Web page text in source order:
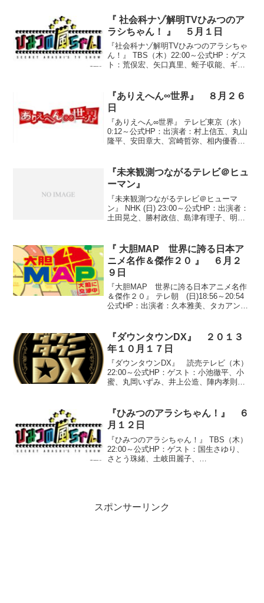
『 社会科ナゾ解明TVひみつのア
ラシちゃん！ 』 ５月１日
『社会科ナゾ解明TVひみつのアラシちゃ
ん！』 TBS（木）22:00～公式HP：ゲス
ト：荒俣宏、矢口真里、蛭子収能、ギャ
子アナ志望者が殺到するカメラマンがい
る」「ス...
『ありえへん∞世界』 ８月２６
日
『ありえへん∞世界』 テレビ東京（水）
0:12～公式HP：出演者：村上信五、丸山
隆平、安田章大、宮崎哲弥、相内優香
『徳島の元ヤンキー スゴ腕釣り師！』
徳島県在住・ギャ...
『未来観測つながるテレビ＠ヒュ
ーマン』
『未来観測つながるテレビ＠ヒューマ
ン』 NHK (日) 23:00～公式HP：出演者：
土田晃之、勝村政信、島津有理子、明川
した。ドイツのサブリナさん、中々上手
いです。Y...
『 大胆MAP 世界に誇る日本ア
ニメ名作＆傑作２０ 』 ６月２
９日
『大胆MAP 世界に誇る日本アニメ名作
＆傑作２０』 テレ朝 (日)18:56～20:54
公式HP：出演者：久本雅美、タカアンド
のナベアツ、アントキの猪木、吉澤ひと
み、高...
『ダウンタウンDX』 ２０１３
年１０月１７日
『ダウンタウンDX』 読売テレビ（木）
22:00～公式HP：ゲスト：小池徹平、小
蜜、丸岡いずみ、井上公造、陣内孝則、
シコブシ●『見たい！見せたい！スターの
DX』○『丸岡...
『ひみつのアラシちゃん！』 ６
月１２日
『ひみつのアラシちゃん！』 TBS（木）
22:00～公式HP：ゲスト：国生さゆり、
さとう珠緒、土岐田麗子、
スポンサーリンク